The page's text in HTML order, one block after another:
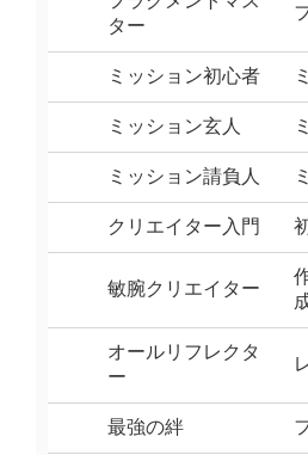
ター
ミッション初心者
ミッション玄人
ミッション請負人
クリエイター入門
敏腕クリエイター
オールリフレクタ
ー
最強の絆